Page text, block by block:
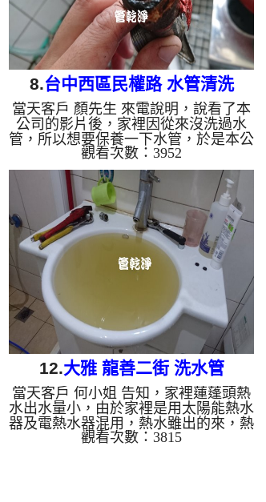
8.台中西區民權路 水管清洗
當天客戶 顏先生 來電說明，說看了本
公司的影片後，家裡因從來沒洗過水
管，所以想要保養一下水管，於是本公
司前往處理，才剛拆下三角凡爾，就發
現管路嚴重堵塞，於是本公司架起 水
管清洗機 ，開始 洗水管 ， 管路不斷
噴出髒水，如下圖， 水管清洗 約兩個
多小時，客戶終於能安心用水。 清洗
水管,水管清洗, 洗水管, 熱水管堵塞, 熱
水忽冷忽熱 ...
觀看次數：3952
12.大雅 龍善二街 洗水管
當天客戶 何小姐 告知，家裡蓮蓬頭熱
水出水量小，由於家裡是用太陽能熱水
器及電熱水器混用，熱水雖出的來，熱
水量小到快無法洗澡，本公司前往檢
觀看次數：3815